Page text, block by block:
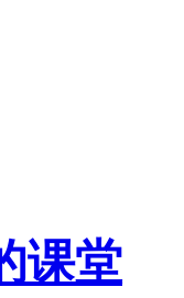
课堂